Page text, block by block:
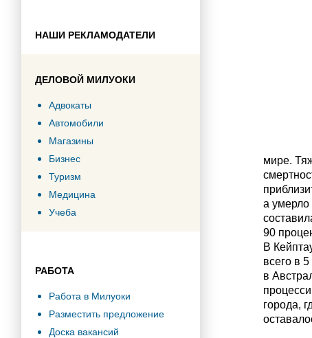
НАШИ РЕКЛАМОДАТЕЛИ
ДЕЛОВОЙ МИЛУОКИ
Адвокаты
Автомобили
Магазины
Бизнес
Туризм
Медицина
Учеба
РАБОТА
Работа в Милуоки
Разместить предложение
Доска вакансий
мире.
а умерло
90
В
всего в
в
города,